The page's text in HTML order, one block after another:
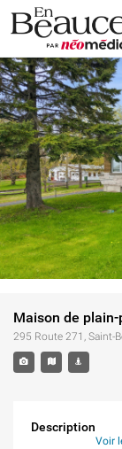
Maison de plain-
295 Route 271, Saint-
Description
Voir